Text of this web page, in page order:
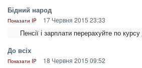
Бідний народ
Показати IP 17 Червня 2015 23:33
Пенсії і зарплати перерахуйте по
До всіх
Показати IP 18 Червня 2015 09:52